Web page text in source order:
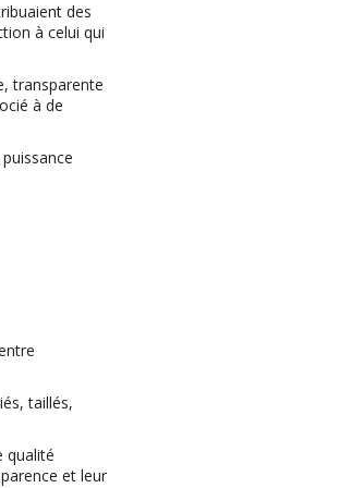
des
à celui qui
transparente
à de
taillés,
qualité
et leur